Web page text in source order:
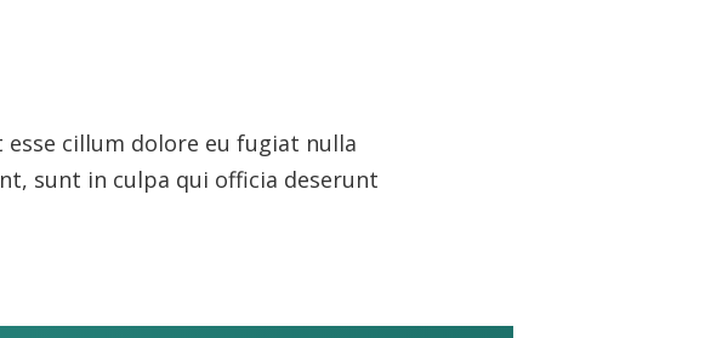
cillum dolore eu fugiat nulla
sunt in culpa qui officia deserunt